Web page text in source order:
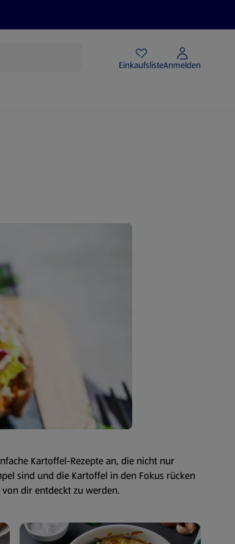
EinkaufslisteAnmelden
Kartoffel-Rezepte an, die nicht nur
sind und die Kartoffel in den Fokus rücken
dir entdeckt zu werden.